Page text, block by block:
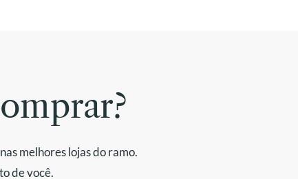
melhores lojas do ramo.
de você.